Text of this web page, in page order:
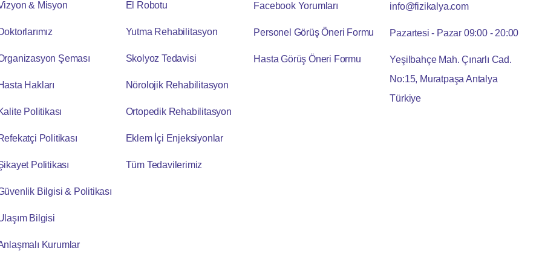
& Misyon
Şeması
Hakları
Politikası
Politikası
Politikası
Bilgisi & Politikası
Bilgisi
Kurumlar
El Robotu
Yutma Rehabilitasyon
Skolyoz Tedavisi
Nörolojik Rehabilitasyon
Ortopedik Rehabilitasyon
Eklem İçi Enjeksiyonlar
Tüm Tedavilerimiz
Facebook Yorumları
Personel Görüş Öneri Formu
Hasta Görüş Öneri Formu
info@fizikalya.com
Pazartesi - Pazar 09:00 - 20:00
Yeşilbahçe Mah. Çınarlı Cad.
No:15, Muratpaşa Antalya
Türkiye